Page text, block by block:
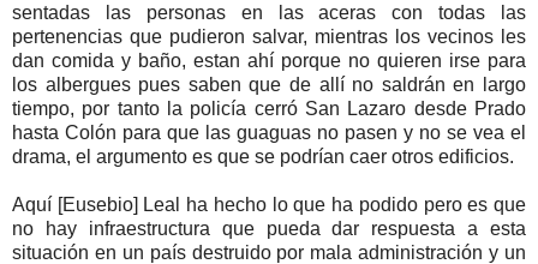
sentadas las personas en las aceras con todas las
pertenencias que pudieron salvar, mientras los vecinos les
dan comida y baño, estan ahí porque no quieren irse para
los albergues pues saben que de allí no saldrán en largo
tiempo, por tanto la policía cerró San Lazaro desde Prado
hasta Colón para que las guaguas no pasen y no se vea el
drama, el argumento es que se podrían caer otros edificios.
Aquí [Eusebio] Leal ha hecho lo que ha podido pero es que
no hay infraestructura que pueda dar respuesta a esta
situación en un país destruido por mala administración y un